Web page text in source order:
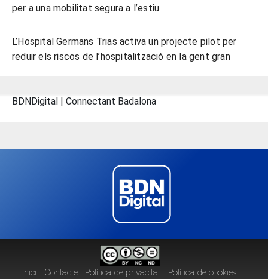
per a una mobilitat segura a l’estiu
L’Hospital Germans Trias activa un projecte pilot per
reduir els riscos de l’hospitalització en la gent gran
BDNDigital | Connectant Badalona
Inici Contacte Política de privacitat Política de cookies